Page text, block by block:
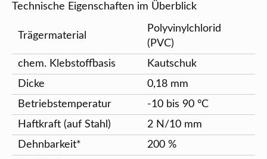
Technische Eigenschaften im Überblick
Trägermaterial
Polyvinylchlorid
(PVC)
chem. Klebstoffbasis
Kautschuk
Dicke
0,18 mm
Betriebstemperatur
-10 bis 90 °C
Haftkraft (auf Stahl)
2 N/10 mm
Dehnbarkeit*
200 %